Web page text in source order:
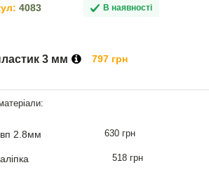
4083 В наявності
3 мм 797 грн
2.8мм 630 грн
518 грн